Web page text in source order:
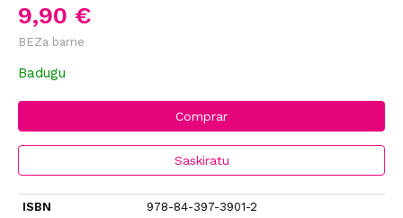
9,90 €
BEZa barne
Badugu
Comprar
Saskiratu
ISBN
978-84-397-3901-2